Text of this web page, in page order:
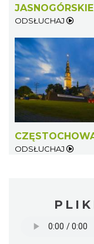
ODSŁUCHAJ
ODSŁUCHAJ